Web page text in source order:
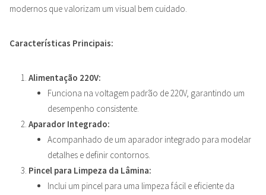
modernos que valorizam um visual bem cuidado.
Características Principais:
Alimentação 220V:
Funciona na voltagem padrão de 220V, garantindo um
desempenho consistente.
Aparador Integrado:
Acompanhado de um aparador integrado para modelar
detalhes e definir contornos.
Pincel para Limpeza da Lâmina:
Inclui um pincel para uma limpeza fácil e eficiente da